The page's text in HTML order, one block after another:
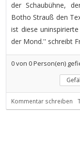
der Schaubühne,
Botho Strauß den
ist diese
der Mond.'' schreibt
0von 0Person(en)
Kommentar schreiben